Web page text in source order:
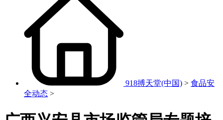
918搏天堂(中国) > 食品安
全动态 >